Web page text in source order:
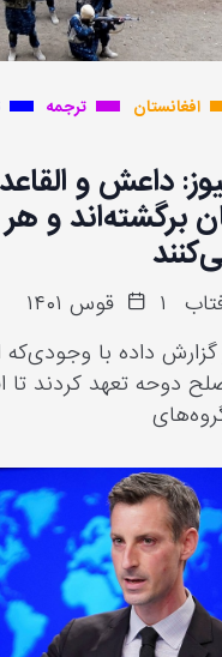
افغانستان ترجمه
داعش و
برگشته‌اند و
۱ قوس ۱۴۰۱
داده با وجودی‌که
دوحه تعهد کردند تا